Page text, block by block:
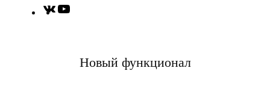
VK
Новый функционал